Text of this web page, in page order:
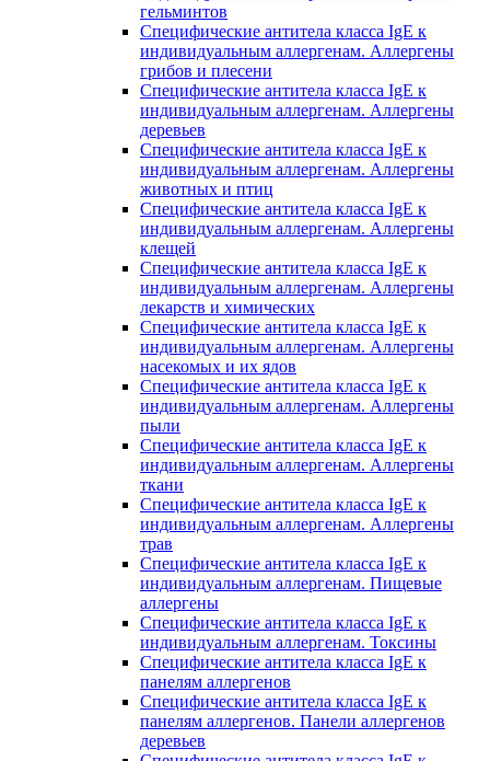
гельминтов
Специфические антитела класса IgE к
индивидуальным аллергенам. Аллергены
грибов и плесени
Специфические антитела класса IgE к
индивидуальным аллергенам. Аллергены
деревьев
Специфические антитела класса IgE к
индивидуальным аллергенам. Аллергены
животных и птиц
Специфические антитела класса IgE к
индивидуальным аллергенам. Аллергены
клещей
Специфические антитела класса IgE к
индивидуальным аллергенам. Аллергены
лекарств и химических
Специфические антитела класса IgE к
индивидуальным аллергенам. Аллергены
насекомых и их ядов
Специфические антитела класса IgE к
индивидуальным аллергенам. Аллергены
пыли
Специфические антитела класса IgE к
индивидуальным аллергенам. Аллергены
ткани
Специфические антитела класса IgE к
индивидуальным аллергенам. Аллергены
трав
Специфические антитела класса IgE к
индивидуальным аллергенам. Пищевые
аллергены
Специфические антитела класса IgE к
индивидуальным аллергенам. Токсины
Специфические антитела класса IgE к
панелям аллергенов
Специфические антитела класса IgE к
панелям аллергенов. Панели аллергенов
деревьев